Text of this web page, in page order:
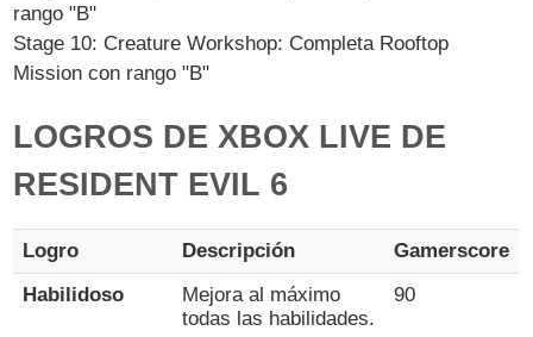
rango "B"
Stage 10: Creature Workshop: Completa Rooftop
Mission con rango "B"
LOGROS DE XBOX LIVE DE
RESIDENT EVIL 6
Logro Descripción
Gamerscore
Habilidoso
Mejora al máximo
todas las habilidades.
90